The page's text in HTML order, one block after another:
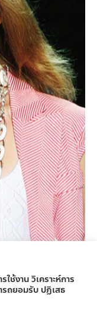
ช้งาน วิเคราะห์การ
รถยอมรับ ปฏิเสธ